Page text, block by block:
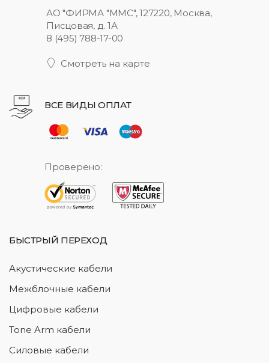
АО "ФИРМА "ММС", 127220, Москва,
Писцовая, д. 1А
8 (495) 788-17-00
Смотреть на карте
ВСЕ ВИДЫ ОПЛАТ
Проверено:
БЫСТРЫЙ ПЕРЕХОД
Акустические кабели
Межблочные кабели
Цифровые кабели
Tone Arm кабели
Силовые кабели